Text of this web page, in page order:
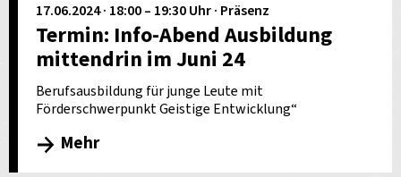
17.06.2024 · 18:00 – 19:30 Uhr · Präsenz
Termin: Info-Abend Ausbildung
mittendrin im Juni 24
Berufsausbildung für junge Leute mit
Förderschwerpunkt Geistige Entwicklung“
Mehr